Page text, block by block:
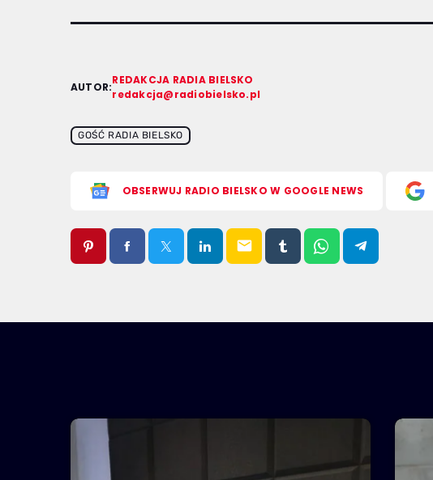
AUTOR:
REDAKCJA RADIA BIELSKO
redakcja@radiobielsko.pl
GOŚĆ RADIA BIELSKO
OBSERWUJ RADIO BIELSKO W GOOGLE NEWS
email